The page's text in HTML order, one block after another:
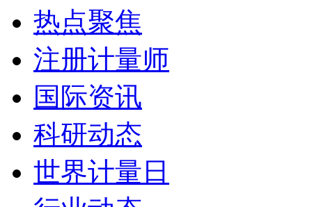
热点聚焦
注册计量师
国际资讯
科研动态
世界计量日